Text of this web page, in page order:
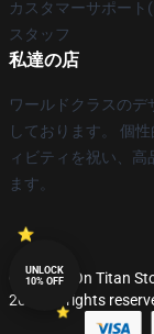
カスタマーサポート
スタッフ
私達の店
ワールドクラスの
しております。 個
ィビティを祝い、
ます。
© Attack On Titan
2026 all rights
UNLOCK
10% OFF